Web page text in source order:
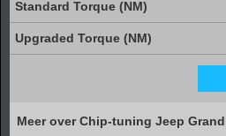
Meer over Chip-tuning Jeep